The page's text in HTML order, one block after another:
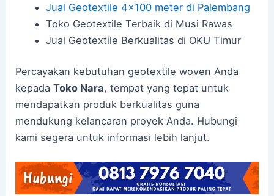
Jual Geotextile 4×100 meter di Palembang
Toko Geotextile Terbaik di Musi Rawas
Jual Geotextile Berkualitas di OKU Timur
Percayakan kebutuhan geotextile woven Anda
kepadaToko Nara, tempat yang tepat untuk
mendapatkan produk berkualitas guna
mendukung kelancaran proyek Anda. Hubungi
kami segera untuk informasi lebih lanjut.